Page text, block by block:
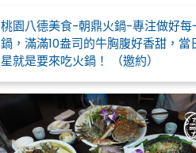
桃園八德美食-朝鼎火鍋-專注做好每
鍋，滿滿10盎司的牛胸腹好香甜，當
星就是要來吃火鍋！ （邀約）